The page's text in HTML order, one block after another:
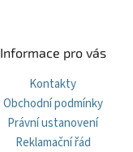
Informace pro vás
Kontakty
Obchodní podmínky
Právní ustanovení
Reklamační řád